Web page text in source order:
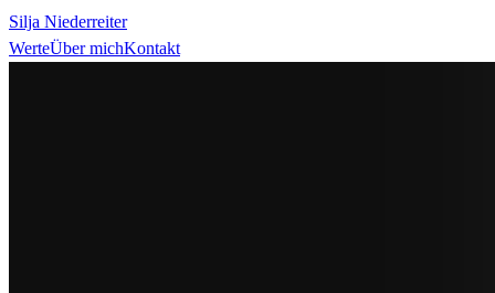
Silja Niederreiter
WerteÜber michKontakt